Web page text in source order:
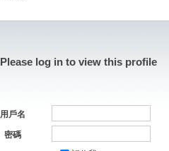
Please log in to view this profile
用戶名
密碼